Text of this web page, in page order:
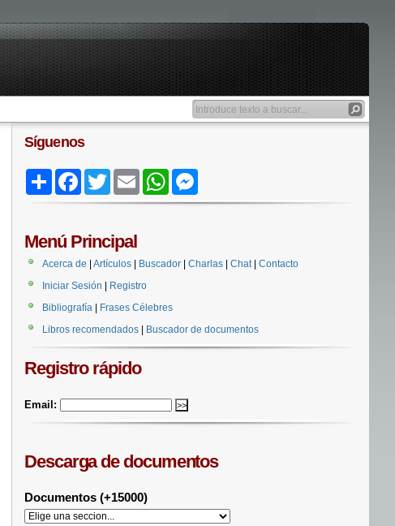
Síguenos
Share FacebookTwitter Email WhatsApp
Menú Principal
Acerca de Artículos Buscador Charlas Chat| Contacto
Iniciar Sesión
Registro
Bibliografía
Frases Célebres
Libros recomendados
Buscador de documentos
Registro rápido
Email:
Descarga de documentos
Documentos (+15000)